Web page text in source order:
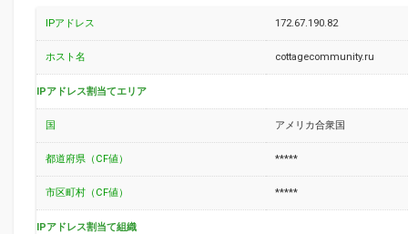
IPアドレス 172.67.190.82
ホスト名 cottagecommunity.ru
IPアドレス割当てエリア
国 アメリカ合衆国
都道府県（CF値） *****
市区町村（CF値） *****
IPアドレス割当て組織